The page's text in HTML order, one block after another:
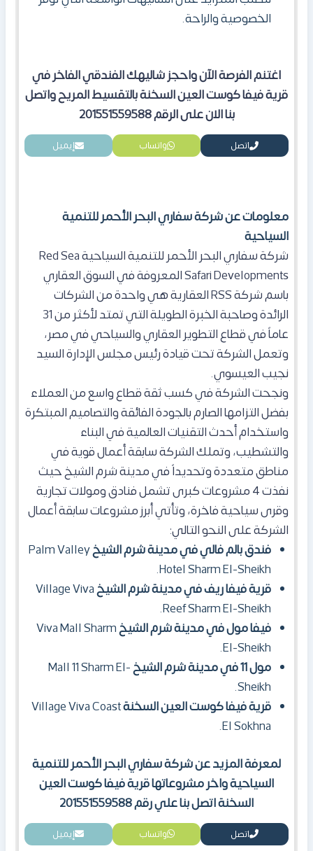
الخصوصية والراحة.
اغتنم الفرصة الآن واحجز شاليهك الفندقي الفاخر في
قرية فيفا كوست العين السخنة بالتقسيط المريح واتصل
بنا الان على الرقم 201551559588
اتصل واتساب إيميل
معلومات عن شركة سفاري البحر الأحمر للتنمية
السياحية
شركة سفاري البحر الأحمر للتنمية السياحية Red Sea
Safari Developments المعروفة في السوق العقاري
باسم شركة RSS العقارية هي واحدة من الشركات
الرائدة وصاحبة الخبرة الطويلة التي تمتد لأكثر من 31
عاماً في قطاع التطوير العقاري والسياحي في مصر،
وتعمل الشركة تحت قيادة رئيس مجلس الإدارة السيد
نجيب العيسوي.
ونجحت الشركة في كسب ثقة قطاع واسع من العملاء
بفضل التزامها الصارم بالجودة الفائقة والتصاميم المبتكرة
واستخدام أحدث التقنيات العالمية في البناء
والتشطيب، وتملك الشركة سابقة أعمال قوية في
مناطق متعددة وتحديداً في مدينة شرم الشيخ حيث
نفذت 4 مشروعات كبرى تشمل فنادق ومولات تجارية
وقرى سياحية فاخرة، وتأتي أبرز مشروعات سابقة أعمال
الشركة على النحو التالي:
فندق بالم فالي في مدينة شرم الشيخPalm Valley
Hotel Sharm El-Sheikh.
قرية فيفا ريف في مدينة شرم الشيخVillage Viva
Reef Sharm El-Sheikh.
فيفا مول في مدينة شرم الشيخViva Mall Sharm
El-Sheikh.
مول 11 في مدينة شرم الشيخ
Mall 11 Sharm El-
Sheikh.
قرية فيفا كوست العين السخنةVillage Viva Coast
El Sokhna.
لمعرفة المزيد عن شركة سفاري البحر الأحمر للتنمية
السياحية واخر مشروعاتها قرية فيفا كوست العين
السخنة اتصل بنا علي رقم 201551559588
اتصل واتساب إيميل